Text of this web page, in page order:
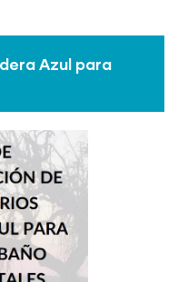
Azul para